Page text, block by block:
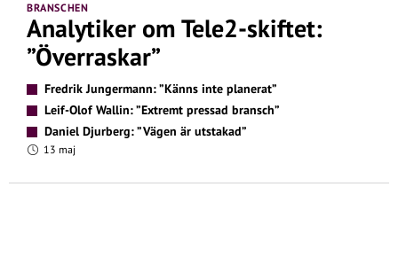
BRANSCHEN
Analytiker om Tele2-skiftet:
”Överraskar”
Fredrik Jungermann: ”Känns inte planerat”
Leif-Olof Wallin: ”Extremt pressad bransch”
Daniel Djurberg: ”Vägen är utstakad”
13 maj